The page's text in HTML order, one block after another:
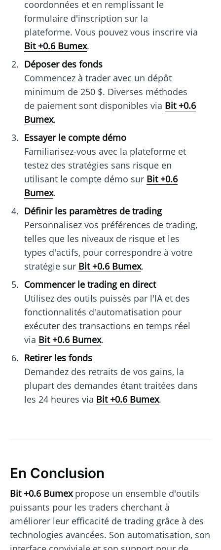
coordonnées et en remplissant le
formulaire d'inscription sur la
plateforme. Vous pouvez vous inscrire via
Bit +0.6 Bumex.
Déposer des fonds
Commencez à trader avec un dépôt
minimum de 250 $. Diverses méthodes
de paiement sont disponibles via Bit +0.6
Bumex.
Essayer le compte démo
Familiarisez-vous avec la plateforme et
testez des stratégies sans risque en
utilisant le compte démo sur Bit +0.6
Bumex.
Définir les paramètres de trading
Personnalisez vos préférences de trading,
telles que les niveaux de risque et les
types d'actifs, pour correspondre à votre
stratégie sur Bit +0.6 Bumex.
Commencer le trading en direct
Utilisez des outils puissés par l'IA et des
fonctionnalités d'automatisation pour
exécuter des transactions en temps réel
via Bit +0.6 Bumex.
Retirer les fonds
Demandez des retraits de vos gains, la
plupart des demandes étant traitées dans
les 24 heures via Bit +0.6 Bumex.
En Conclusion
Bit +0.6 Bumexpropose un ensemble d'outils
puissants pour les traders cherchant à
améliorer leur efficacité de trading grâce à des
technologies avancées. Son automatisation, son